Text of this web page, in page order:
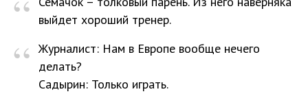
“
выйдет хороший тренер.
“ Журналист: Нам в Европе вообще нечего
делать?
Садырин: Только играть.